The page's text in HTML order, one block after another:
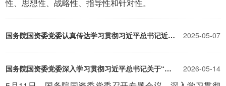
性、思想性、战略性、指导性和针对性。
2025-05-07
国务院国资委党委认真传达学习贯彻习近平总书记近期重要讲话重要指示批示精神
2026-05-14
国务院国资委党委深入学习贯彻习近平总书记关于“十五五”规划的重要论述精神研究审议《中央企业“十五五”发展规划纲要》